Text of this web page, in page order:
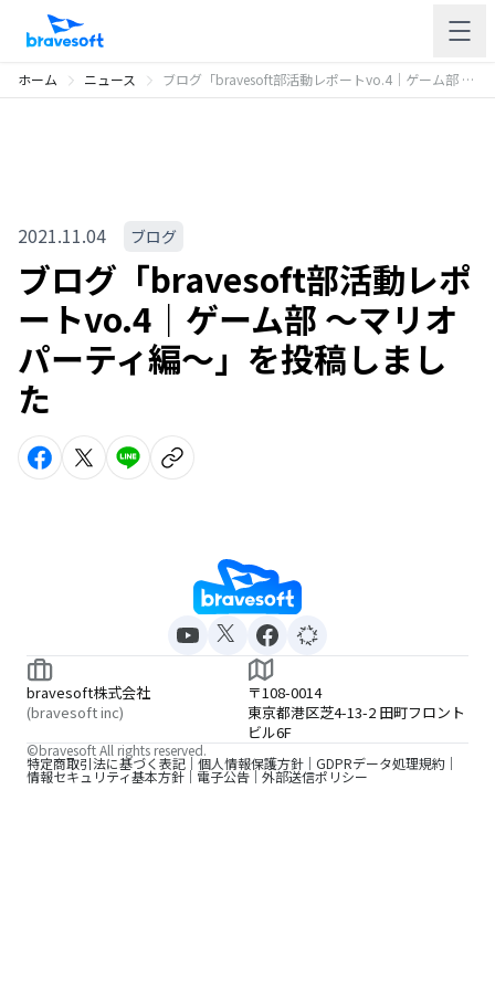
ホーム ニュース ブログ「bravesoft部活動レポートvo.4｜ゲーム部 〜マリオパーティ編〜」を投稿しました
2021.11.04 ブログ
ブログ「bravesoft部活動レポ
ートvo.4｜ゲーム部 〜マリオ
パーティ編〜」を投稿しまし
た
bravesoft株式会社
(bravesoft inc)
〒108-0014
東京都港区芝4-13-2 田町フロント
ビル6F
特定商取引法に基づく表記 個人情報保護方針 GDPRデータ処理規約
情報セキュリティ基本方針 電子公告 外部送信ポリシー
©bravesoft All rights reserved.